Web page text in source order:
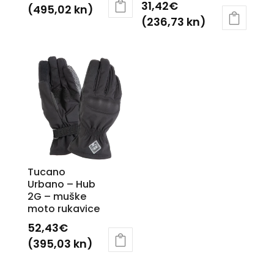
(495,02 kn)
ima
varijanti.
Opcije
mogu
odabrati
na
stranici
proizvoda
31,42€
(236,73 kn)
Tucano
Urbano – Hub
2G – muške
moto rukavice
52,43€
(395,03 kn)